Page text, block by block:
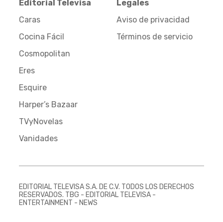
Editorial Televisa
Caras
Cocina Fácil
Cosmopolitan
Eres
Esquire
Harper’s Bazaar
TVyNovelas
Vanidades
Legales
Aviso de privacidad
Términos de servicio
EDITORIAL TELEVISA S.A. DE C.V. TODOS LOS DERECHOS
RESERVADOS. TBG - EDITORIAL TELEVISA -
ENTERTAINMENT - NEWS